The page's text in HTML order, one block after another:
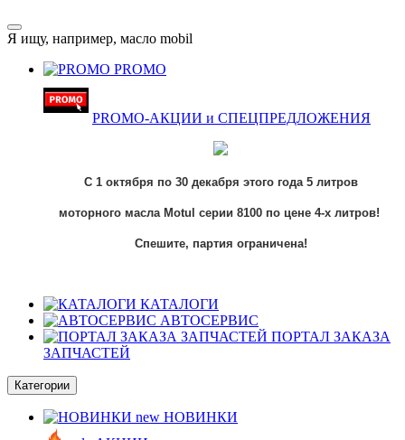
Я ищу, например, масло mobil
PROMO
PROMO-АКЦИИ и СПЕЦПРЕДЛОЖЕНИЯ
С 1 октября по 30 декабря этого года 5 литров
моторного масла Motul серии 8100 по цене 4-х литров!
Спешите, партия ограничена!
КАТАЛОГИ
АВТОСЕРВИС
ПОРТАЛ ЗАКАЗА
ЗАПЧАСТЕЙ
Категории
new НОВИНКИ